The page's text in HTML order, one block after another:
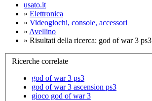
usato.it
» Elettronica
» Videogiochi, console, accessori
» Avellino
» Risultati della ricerca: god of war 3 ps3
Ricerche correlate
god of war 3 ps3
god of war 3 ascension ps3
gioco god of war 3